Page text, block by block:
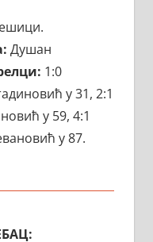
Душан
1:0
у 31, 2:1
у 59, 4:1
у 87.